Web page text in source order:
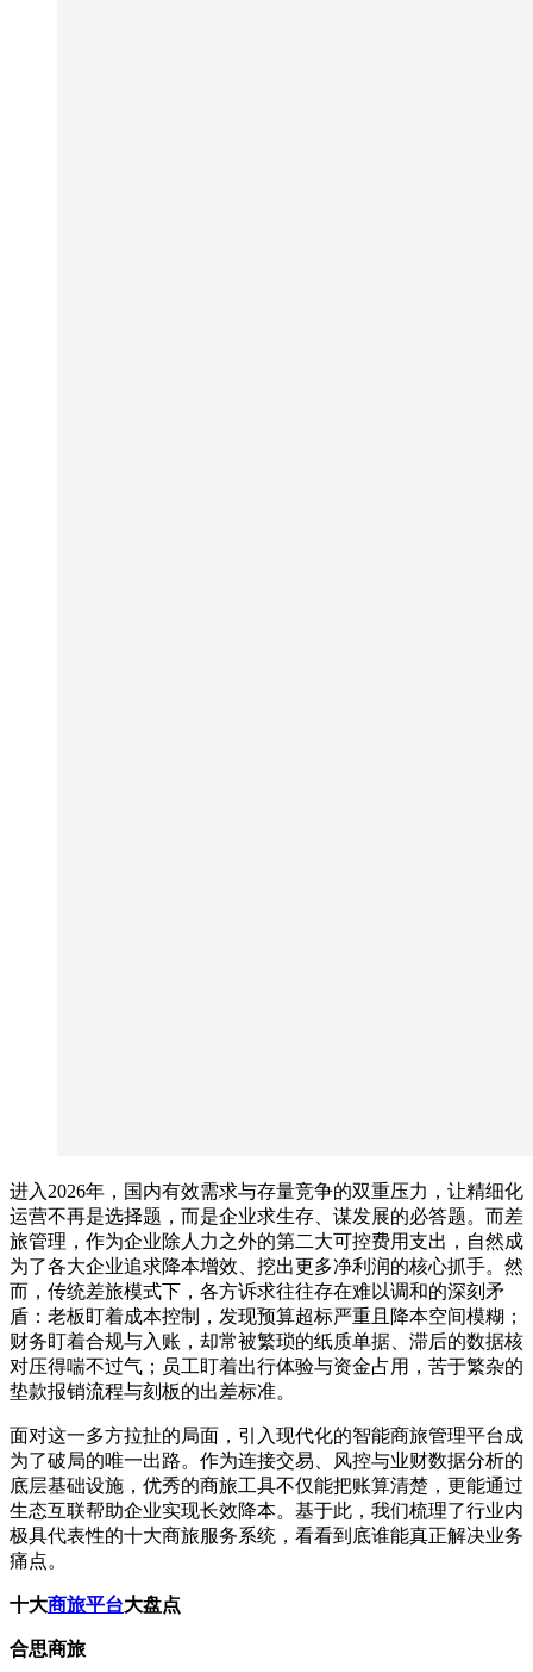
进入2026年，国内有效需求与存量竞争的双重压力，让精细化
运营不再是选择题，而是企业求生存、谋发展的必答题。而差
旅管理，作为企业除人力之外的第二大可控费用支出，自然成
为了各大企业追求降本增效、挖出更多净利润的核心抓手。然
而，传统差旅模式下，各方诉求往往存在难以调和的深刻矛
盾：老板盯着成本控制，发现预算超标严重且降本空间模糊；
财务盯着合规与入账，却常被繁琐的纸质单据、滞后的数据核
对压得喘不过气；员工盯着出行体验与资金占用，苦于繁杂的
垫款报销流程与刻板的出差标准。
面对这一多方拉扯的局面，引入现代化的智能商旅管理平台成
为了破局的唯一出路。作为连接交易、风控与业财数据分析的
底层基础设施，优秀的商旅工具不仅能把账算清楚，更能通过
生态互联帮助企业实现长效降本。基于此，我们梳理了行业内
极具代表性的十大商旅服务系统，看看到底谁能真正解决业务
痛点。
十大商旅平台大盘点
合思商旅